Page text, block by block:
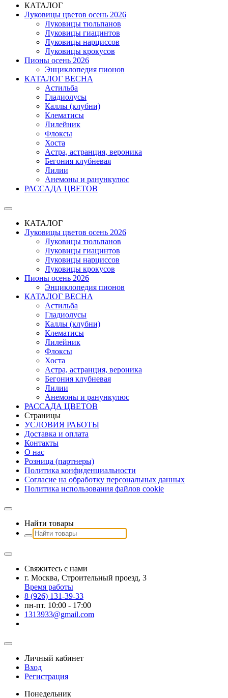
КАТАЛОГ
Луковицы цветов осень 2026
Луковицы тюльпанов
Луковицы гиацинтов
Луковицы нарциссов
Луковицы крокусов
Пионы осень 2026
Энциклопедия пионов
КАТАЛОГ ВЕСНА
Астильба
Гладиолусы
Каллы (клубни)
Клематисы
Лилейник
Флоксы
Хоста
Астра, астранция, вероника
Бегония клубневая
Лилии
Анемоны и ранункулюс
РАССАДА ЦВЕТОВ
КАТАЛОГ
Луковицы цветов осень 2026
Луковицы тюльпанов
Луковицы гиацинтов
Луковицы нарциссов
Луковицы крокусов
Пионы осень 2026
Энциклопедия пионов
КАТАЛОГ ВЕСНА
Астильба
Гладиолусы
Каллы (клубни)
Клематисы
Лилейник
Флоксы
Хоста
Астра, астранция, вероника
Бегония клубневая
Лилии
Анемоны и ранункулюс
РАССАДА ЦВЕТОВ
Страницы
УСЛОВИЯ РАБОТЫ
Доставка и оплата
Контакты
О наc
Розница (партнеры)
Политика конфиденциальности
Согласие на обработку персональных данных
Политика использования файлов сookie
Найти товары
Свяжитесь с нами
г. Москва, Строительный проезд, 3
Время работы
8 (926) 131-39-33
пн-пт. 10:00 - 17:00
1313933@gmail.com
Личный кабинет
Вход
Регистрация
Понедельник